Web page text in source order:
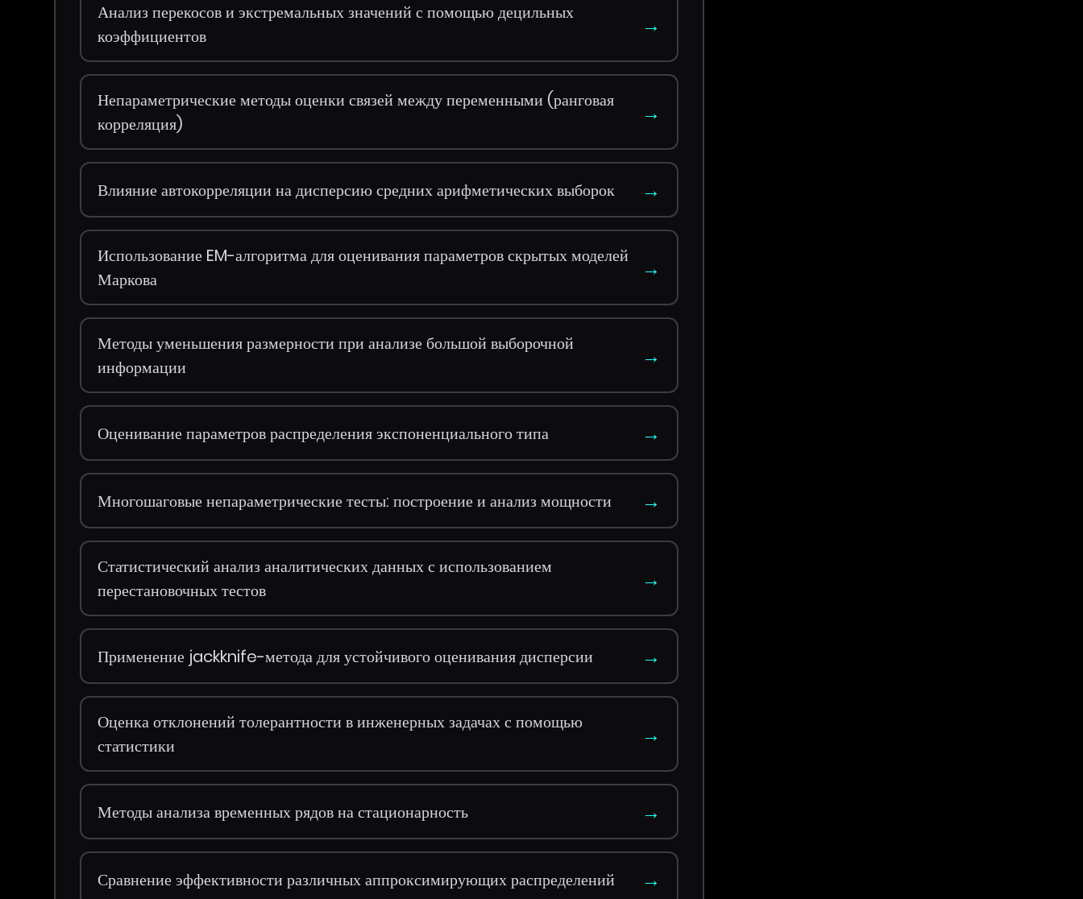
Анализ перекосов и экстремальных значений с помощью децильных
коэффициентов
→
Непараметрические методы оценки связей между переменными (ранговая
корреляция)
→
Влияние автокорреляции на дисперсию средних арифметических выборок →
Использование EM-алгоритма для оценивания параметров скрытых моделей
Маркова
→
Методы уменьшения размерности при анализе большой выборочной
информации
→
Оценивание параметров распределения экспоненциального типа →
Многошаговые непараметрические тесты: построение и анализ мощности →
Статистический анализ аналитических данных с использованием
перестановочных тестов
→
Применение jackknife-метода для устойчивого оценивания дисперсии →
Оценка отклонений толерантности в инженерных задачах с помощью
статистики
→
Методы анализа временных рядов на стационарность →
Сравнение эффективности различных аппроксимирующих распределений →